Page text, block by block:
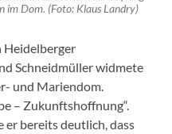
im Dom. (Foto: Klaus Landry)
Heidelberger
Schneidmüller widmete
und Mariendom.
– Zukunftshoffnung“.
bereits deutlich, dass